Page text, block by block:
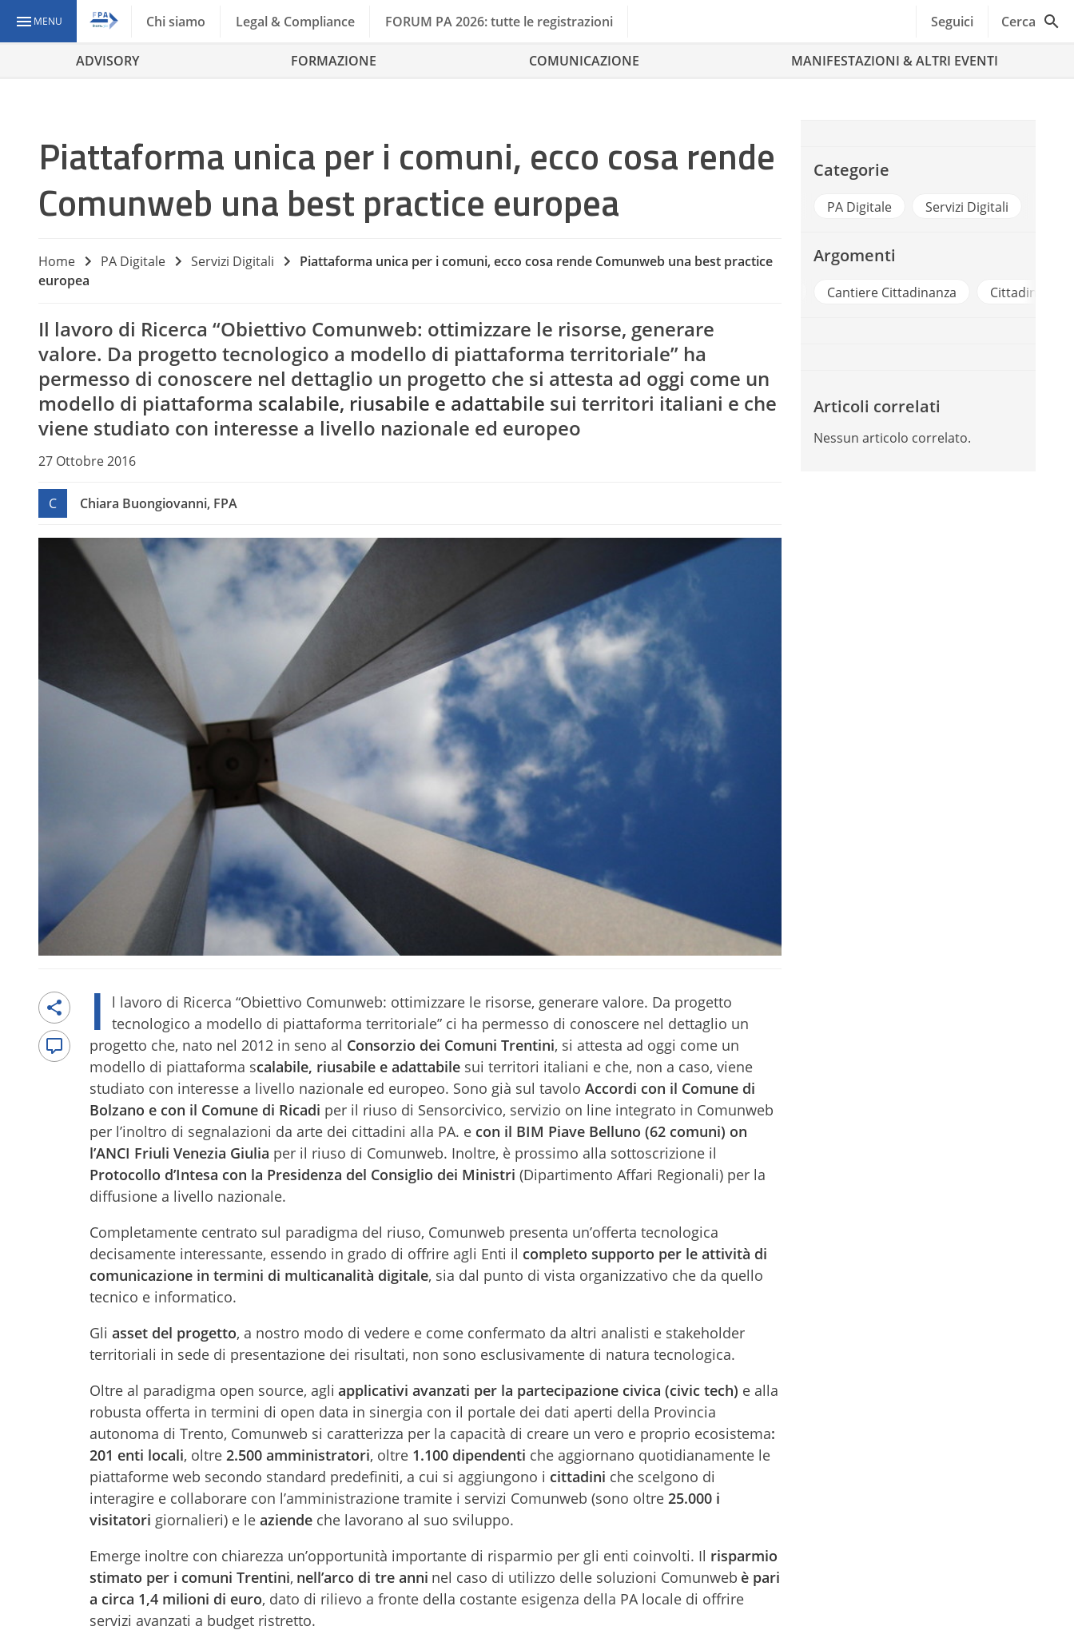
MENU Chi siamo Legal & Compliance FORUM PA 2026: tutte le registrazioni Seguici Cerca
ADVISORY FORMAZIONE COMUNICAZIONE MANIFESTAZIONI & ALTRI EVENTI
Piattaforma unica per i comuni, ecco cosa rende
Comunweb una best practice europea
Home PA Digitale Servizi Digitali
Piattaforma unica per i comuni, ecco cosa rende Comunweb una best practice
europea
Il lavoro di Ricerca “Obiettivo Comunweb: ottimizzare le risorse, generare
valore. Da progetto tecnologico a modello di piattaforma territoriale” ha
permesso di conoscere nel dettaglio un progetto che si attesta ad oggi come un
modello di piattaforma scalabile, riusabile e adattabile sui territori italiani e che
viene studiato con interesse a livello nazionale ed europeo
27 Ottobre 2016
C Chiara Buongiovanni, FPA
I
l lavoro di Ricerca “Obiettivo Comunweb: ottimizzare le risorse, generare valore. Da progetto
tecnologico a modello di piattaforma territoriale” ci ha permesso di conoscere nel dettaglio un
progetto che, nato nel 2012 in seno al Consorzio dei Comuni Trentini, si attesta ad oggi come un
modello di piattaforma scalabile, riusabile e adattabile sui territori italiani e che, non a caso, viene
studiato con interesse a livello nazionale ed europeo. Sono già sul tavolo Accordi con il Comune di
Bolzano e con il Comune di Ricadi per il riuso di Sensorcivico, servizio on line integrato in Comunweb
per l’inoltro di segnalazioni da arte dei cittadini alla PA. e con il BIM Piave Belluno (62 comuni) on
l’ANCI Friuli Venezia Giulia per il riuso di Comunweb. Inoltre, è prossimo alla sottoscrizione il
Protocollo d’Intesa con la Presidenza del Consiglio dei Ministri (Dipartimento Affari Regionali) per la
diffusione a livello nazionale.
Completamente centrato sul paradigma del riuso, Comunweb presenta un’offerta tecnologica
decisamente interessante, essendo in grado di offrire agli Enti il completo supporto per le attività di
comunicazione in termini di multicanalità digitale, sia dal punto di vista organizzativo che da quello
tecnico e informatico.
Gli asset del progetto, a nostro modo di vedere e come confermato da altri analisti e stakeholder
territoriali in sede di presentazione dei risultati, non sono esclusivamente di natura tecnologica.
Oltre al paradigma open source, agli applicativi avanzati per la partecipazione civica (civic tech) e alla
robusta offerta in termini di open data in sinergia con il portale dei dati aperti della Provincia
autonoma di Trento, Comunweb si caratterizza per la capacità di creare un vero e proprio ecosistema:
201 enti locali, oltre 2.500 amministratori, oltre 1.100 dipendenti che aggiornano quotidianamente le
piattaforme web secondo standard predefiniti, a cui si aggiungono i cittadini che scelgono di
interagire e collaborare con l’amministrazione tramite i servizi Comunweb (sono oltre 25.000 i
visitatori giornalieri) e le aziende che lavorano al suo sviluppo.
Emerge inoltre con chiarezza un’opportunità importante di risparmio per gli enti coinvolti. Il risparmio
stimato per i comuni Trentini, nell’arco di tre anni nel caso di utilizzo delle soluzioni Comunweb è pari
a circa 1,4 milioni di euro, dato di rilievo a fronte della costante esigenza della PA locale di offrire
servizi avanzati a budget ristretto.
Categorie
PA Digitale Servizi Digitali
Argomenti
Cantiere Cittadinanza Cittadinanza
Articoli correlati
Nessun articolo correlato.